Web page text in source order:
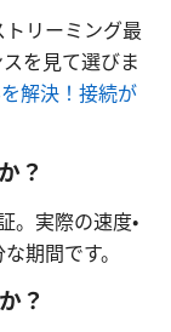
リーミング最
を見て選びま
解決！接続が
？
実際の速度・
期間です。
？